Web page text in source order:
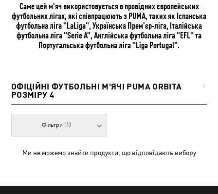
Саме цей м'яч використовується в провідних європейських
футбольних лігах, які співпрацюють з PUMA, таких як Іспанська
футбольна ліга "LaLiga", Українська Прем’єр-ліга, Італійська
футбольна ліга "Serie A", Англійська футбольна ліга "EFL" та
Португальська футбольна ліга "Liga Portugal".
ОФІЦІЙНІ ФУТБОЛЬНІ М'ЯЧІ PUMA ORBITA
РОЗМІРУ 4
0
Фільтри (1)
Ми не можемо знайти продукти, що відповідають вибору